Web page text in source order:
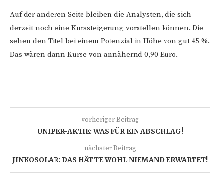
Auf der anderen Seite bleiben die Analysten, die sich
derzeit noch eine Kurssteigerung vorstellen können. Die
sehen den Titel bei einem Potenzial in Höhe von gut 45 %.
Das wären dann Kurse von annähernd 0,90 Euro.
vorheriger Beitrag
UNIPER-AKTIE: WAS FÜR EIN ABSCHLAG!
nächster Beitrag
JINKOSOLAR: DAS HÄTTE WOHL NIEMAND ERWARTET!